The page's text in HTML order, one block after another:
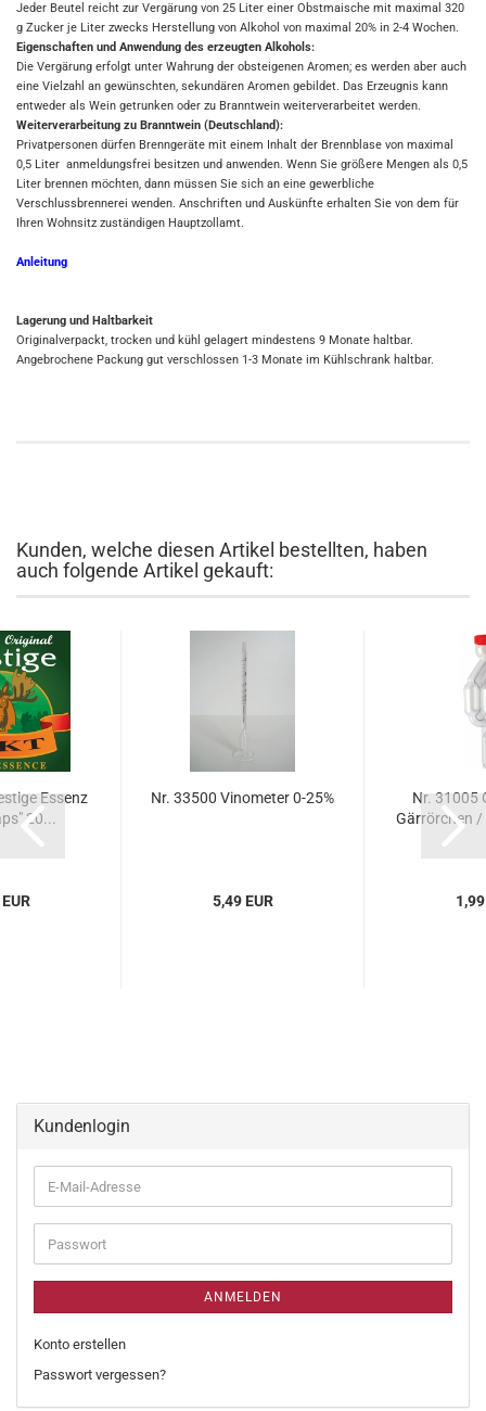
Jeder Beutel reicht zur Vergärung von 25 Liter einer Obstmaische mit maximal 320
g Zucker je Liter zwecks Herstellung von Alkohol von maximal 20% in 2-4 Wochen.
Eigenschaften und Anwendung des erzeugten Alkohols:
Die Vergärung erfolgt unter Wahrung der obsteigenen Aromen; es werden aber auch
eine Vielzahl an gewünschten, sekundären Aromen gebildet. Das Erzeugnis kann
entweder als Wein getrunken oder zu Branntwein weiterverarbeitet werden.
Weiterverarbeitung zu Branntwein (Deutschland):
Privatpersonen dürfen Brenngeräte mit einem Inhalt der Brennblase von maximal
0,5 Liter anmeldungsfrei besitzen und anwenden. Wenn Sie größere Mengen als 0,5
Liter brennen möchten, dann müssen Sie sich an eine gewerbliche
Verschlussbrennerei wenden. Anschriften und Auskünfte erhalten Sie von dem für
Ihren Wohnsitz zuständigen Hauptzollamt.
Anleitung
Lagerung und Haltbarkeit
Originalverpackt, trocken und kühl gelagert mindestens 9 Monate haltbar.
Angebrochene Packung gut verschlossen 1-3 Monate im Kühlschrank haltbar.
Kunden, welche diesen Artikel bestellten, haben
auch folgende Artikel gekauft:
Essenz
20...
Nr. 33500 Vinometer 0-25%
5,49 EUR
Nr. 31005
Gärrörchen
Kundenlogin
ANMELDEN
Konto erstellen
Passwort vergessen?